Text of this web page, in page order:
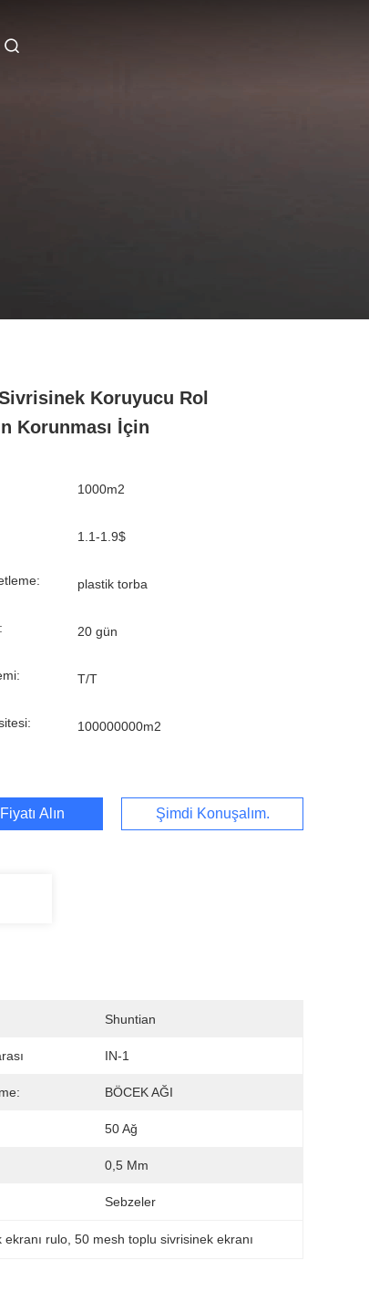
Koruyucu Rol
Korunması İçin
1000m2
1.1-1.9$
plastik torba
20 gün
T/T
100000000m2
Alın Şimdi Konuşalım.
Shuntian
IN-1
BÖCEK AĞI
50 Ağ
0,5 Mm
Sebzeler
ekranı rulo , 50 mesh toplu sivrisinek ekranı